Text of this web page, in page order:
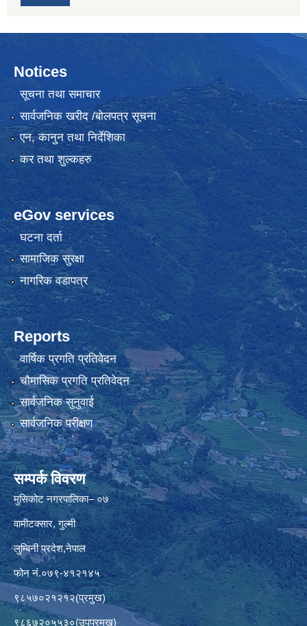
Notices
सूचना तथा समाचार
सार्वजनिक खरीद /बोलपत्र सूचना
एन, कानुन तथा निर्देशिका
कर तथा शुल्कहरु
eGov services
घटना दर्ता
सामाजिक सुरक्षा
नागरिक वडापत्र
Reports
वार्षिक प्रगति प्रतिवेदन
चौमासिक प्रगति प्रतिवेदन
सार्वजनिक सुनुवाई
सार्वजनिक परीक्षण
सम्पर्क विवरण
मुसिकोट नगरपालिका– ०७
वामीटक्सार, गुल्मी
लुम्बिनी प्रदेश,नेपाल
फोन नं.०७९-४१२१४५
९८५७०२१२१२(प्रमुख)
९८६७२०५५३०(उपप्रमुख)